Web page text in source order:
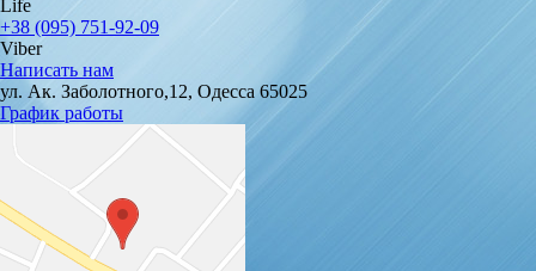
Life
+38 (095) 751-92-09
Viber
Написать нам
ул. Ак. Заболотного,12, Одесса 65025
График работы